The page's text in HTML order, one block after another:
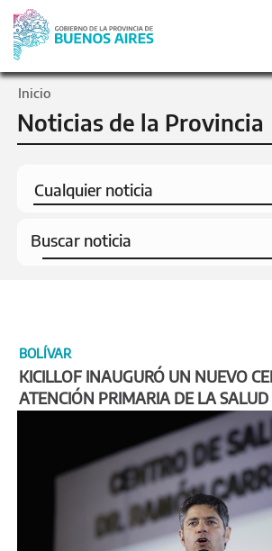
Inicio
Noticias de la Provincia
BOLÍVAR
KICILLOF INAUGURÓ UN NUEVO
ATENCIÓN PRIMARIA DE LA SALUD